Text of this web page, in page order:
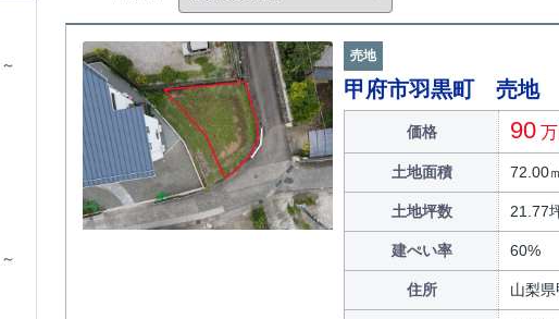
売地
甲府市羽黒町 売地
価格 90
土地面積 72.00
土地坪数 21.77
建ぺい率 60%
住所 山梨